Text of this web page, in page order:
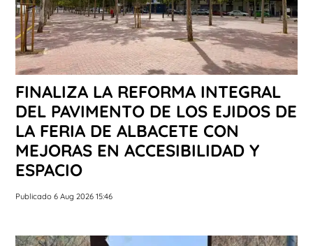
FINALIZA LA REFORMA INTEGRAL
DEL PAVIMENTO DE LOS EJIDOS DE
LA FERIA DE ALBACETE CON
MEJORAS EN ACCESIBILIDAD Y
ESPACIO
Publicado 6 Aug 2026 15:46